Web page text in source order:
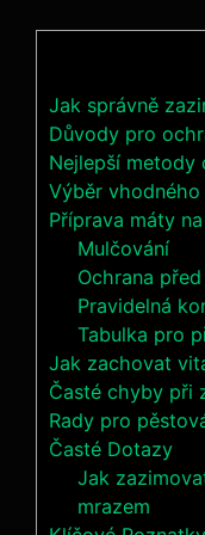
Jak správně
Důvody pro
Nejlepší metody
Výběr
Příprava máty
Mulčování
Ochrana
Pravidelná
Tabulka pro
Jak zachovat
Časté chyby při
Rady pro
Časté Dotazy
Jak
mrazem